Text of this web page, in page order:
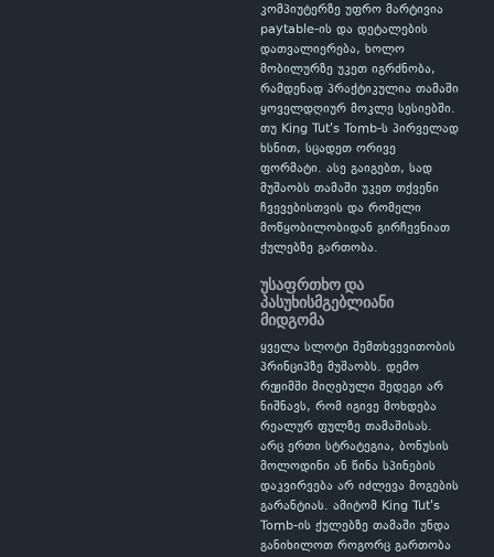
კომპიუტერზე უფრო მარტივია
paytable-ის და დეტალების
დათვალიერება, ხოლო
მობილურზე უკეთ იგრძნობა,
რამდენად პრაქტიკულია თამაში
ყოველდღიურ მოკლე სესიებში.
თუ King Tut's Tomb-ს პირველად
ხსნით, სცადეთ ორივე
ფორმატი. ასე გაიგებთ, სად
მუშაობს თამაში უკეთ თქვენი
ჩვევებისთვის და რომელი
მოწყობილობიდან გირჩევნიათ
ქულებზე გართობა.
უსაფრთხო და
პასუხისმგებლიანი
მიდგომა
ყველა სლოტი შემთხვევითობის
პრინციპზე მუშაობს. დემო
რეჟიმში მიღებული შედეგი არ
ნიშნავს, რომ იგივე მოხდება
რეალურ ფულზე თამაშისას.
არც ერთი სტრატეგია, ბონუსის
მოლოდინი ან წინა სპინების
დაკვირვება არ იძლევა მოგების
გარანტიას. ამიტომ King Tut's
Tomb-ის ქულებზე თამაში უნდა
განიხილოთ როგორც გართობა